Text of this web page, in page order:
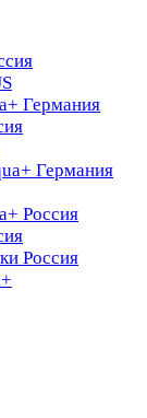
Германия
Германия
Россия
Россия